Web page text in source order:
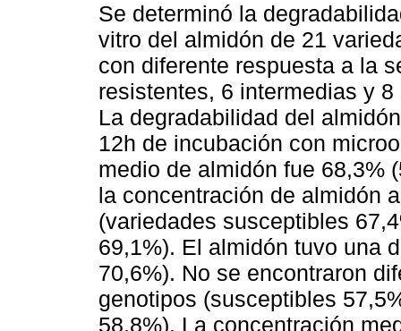
Se determinó la
vitro del almidón de 21
con diferente respuesta a la
resistentes, 6 intermedias y
La degradabilidad del
12h de incubación con
medio de almidón fue 68,3%
la concentración de almidón
(variedades susceptibles
69,1%). El almidón tuvo una
70,6%). No se encontraron
genotipos (susceptibles
58,8%). La concentración